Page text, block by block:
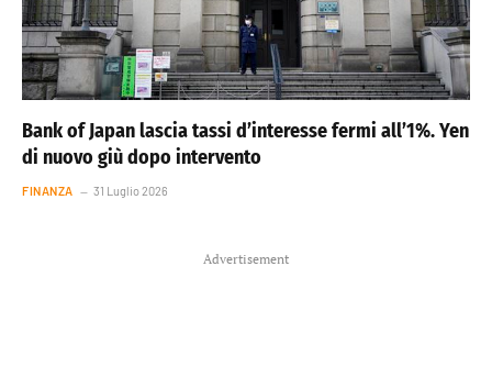
Bank of Japan lascia tassi d’interesse fermi all’1%. Yen
di nuovo giù dopo intervento
FINANZA 31 Luglio 2026
Advertisement